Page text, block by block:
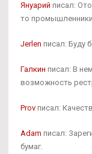
Януарий писал:
то промышленники
Jerlen писал: Буду
Галкин писал: В
возможность
Prov писал:
Adam писал:
бумаг.